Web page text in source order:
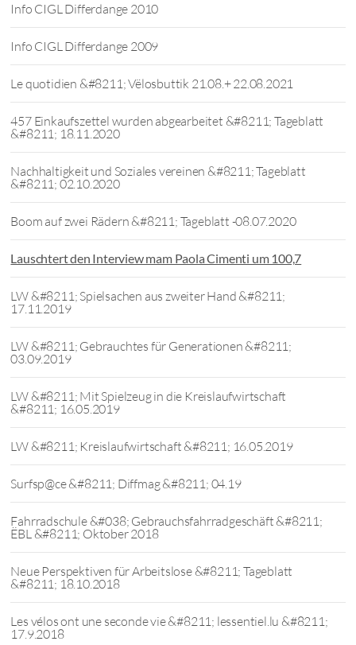
Info CIGL Differdange 2010
Info CIGL Differdange 2009
Le quotidien &#8211; Vëlosbuttik 21.08.+ 22.08.2021
457 Einkaufszettel wurden abgearbeitet &#8211; Tageblatt
&#8211; 18.11.2020
Nachhaltigkeit und Soziales vereinen &#8211; Tageblatt
&#8211; 02.10.2020
Boom auf zwei Rädern &#8211; Tageblatt -08.07.2020
Lauschtert den Interview mam Paola Cimenti um 100,7
LW &#8211; Spielsachen aus zweiter Hand &#8211;
17.11.2019
LW &#8211; Gebrauchtes für Generationen &#8211;
03.09.2019
LW &#8211; Mit Spielzeug in die Kreislaufwirtschaft
&#8211; 16.05.2019
LW &#8211; Kreislaufwirtschaft &#8211; 16.05.2019
Surfsp@ce &#8211; Diffmag &#8211; 04.19
Fahrradschule &#038; Gebrauchsfahrradgeschäft &#8211;
ËBL &#8211; Oktober 2018
Neue Perspektiven für Arbeitslose &#8211; Tageblatt
&#8211; 18.10.2018
Les vélos ont une seconde vie &#8211; lessentiel.lu &#8211;
17.9.2018